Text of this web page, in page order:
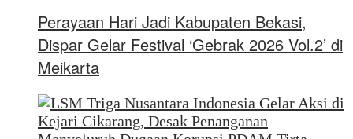
Perayaan Hari Jadi Kabupaten Bekasi,
Dispar Gelar Festival ‘Gebrak 2026 Vol.2’ di
Meikarta